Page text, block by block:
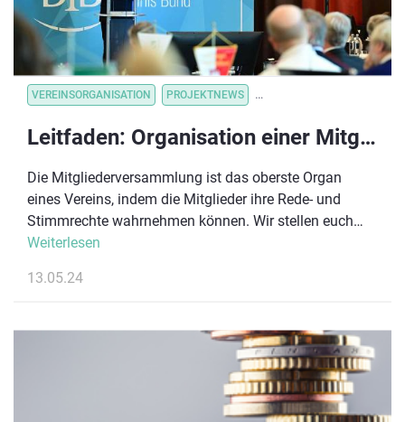
VEREINSORGANISATION PROJEKTNEWS VEREINSORGANISATION
Leitfaden: Organisation einer Mitgliederversammlung
Die Mitgliederversammlung ist das oberste Organ
eines Vereins, indem die Mitglieder ihre Rede- und
Stimmrechte wahrnehmen können. Wir stellen euch
zwei Versammlungsarten vor, geben Hinweise zu den
und erläutern die wichtigsten Formalien, die bei der
beachten sind.
Weiterlesen
13.05.24